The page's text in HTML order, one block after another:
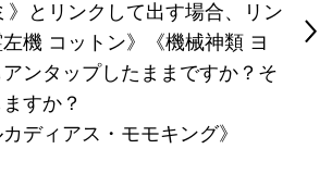
》とリンクして出す場合、リン
機 コットン》《機械神類 ヨ
ンタップしたままですか？そ
すか？
ディアス・モモキング》